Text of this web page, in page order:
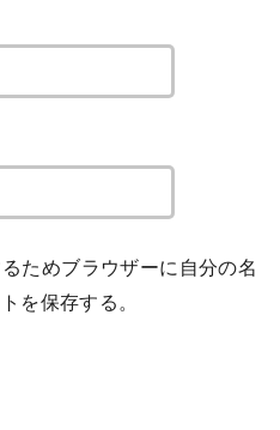
ためブラウザーに自分の名
を保存する。